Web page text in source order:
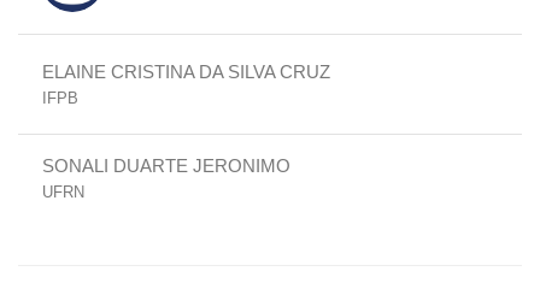
ELAINE CRISTINA DA SILVA CRUZ
IFPB
SONALI DUARTE JERONIMO
UFRN